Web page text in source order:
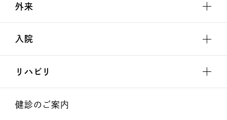
外来
入院
リハビリ
健診のご案内